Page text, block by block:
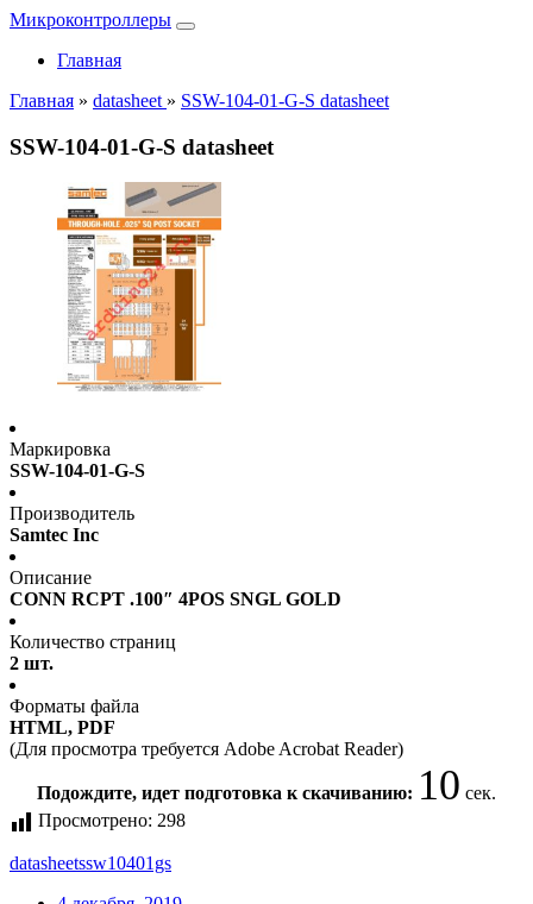
Микроконтроллеры
Главная
Главная » datasheet » SSW-104-01-G-S datasheet
SSW-104-01-G-S datasheet
Маркировка
SSW-104-01-G-S
Производитель
Samtec Inc
Описание
CONN RCPT .100″ 4POS SNGL GOLD
Количество страниц
2 шт.
Форматы файла
HTML, PDF
(Для просмотра требуется Adobe Acrobat Reader)
Подождите, идет подготовка к скачиванию: 10 сек.
Просмотрено: 298
datasheetssw10401gs